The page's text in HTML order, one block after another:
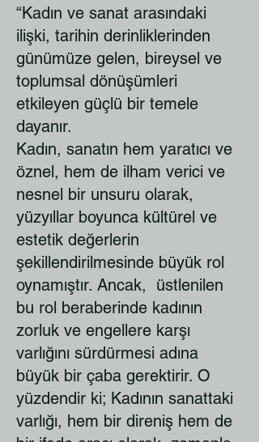
“Kadın ve sanat arasındaki
ilişki, tarihin derinliklerinden
günümüze gelen, bireysel ve
toplumsal dönüşümleri
etkileyen güçlü bir temele
dayanır.
Kadın, sanatın hem yaratıcı ve
öznel, hem de ilham verici ve
nesnel bir unsuru olarak,
yüzyıllar boyunca kültürel ve
estetik değerlerin
şekillendirilmesinde büyük rol
oynamıştır. Ancak, üstlenilen
bu rol beraberinde kadının
zorluk ve engellere karşı
varlığını sürdürmesi adına
büyük bir çaba gerektirir. O
yüzdendir ki; Kadının sanattaki
varlığı, hem bir direniş hem de